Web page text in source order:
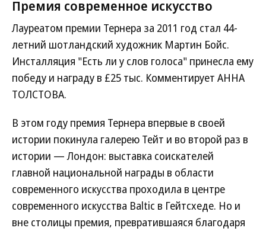
Премия современное искусство
Лауреатом премии Тернера за 2011 год стал 44-
летний шотландский художник Мартин Бойс.
Инсталляция "Есть ли у слов голоса" принесла ему
победу и награду в £25 тыс. Комментирует АННА
ТОЛСТОВА.
В этом году премия Тернера впервые в своей
истории покинула галерею Тейт и во второй раз в
истории — Лондон: выставка соискателей
главной национальной награды в области
современного искусства проходила в центре
современного искусства Baltic в Гейтсхеде. Но и
вне столицы премия, превратившаяся благодаря